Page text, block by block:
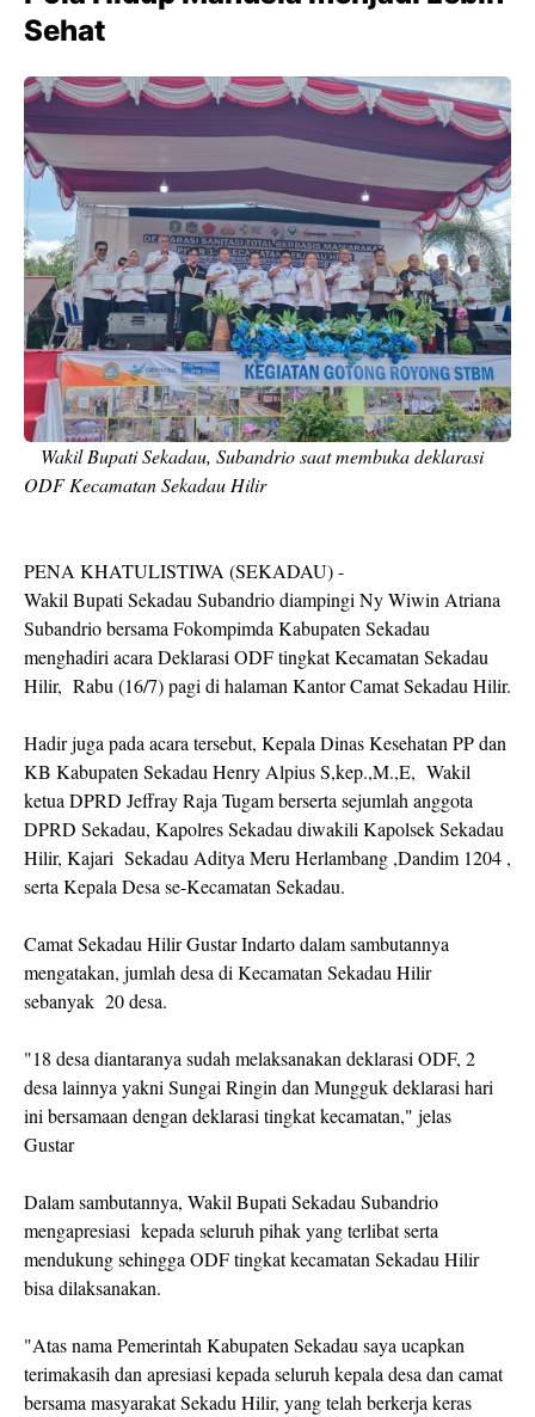
Sehat
Wakil Bupati Sekadau, Subandrio saat membuka deklarasi
ODF Kecamatan Sekadau Hilir
PENA KHATULISTIWA (SEKADAU) -
Wakil Bupati Sekadau Subandrio diampingi Ny Wiwin Atriana
Subandrio bersama Fokompimda Kabupaten Sekadau
menghadiri acara Deklarasi ODF tingkat Kecamatan Sekadau
Hilir, Rabu (16/7) pagi di halaman Kantor Camat Sekadau Hilir.
Hadir juga pada acara tersebut, Kepala Dinas Kesehatan PP dan
KB Kabupaten Sekadau Henry Alpius S,kep.,M.,E, Wakil
ketua DPRD Jeffray Raja Tugam berserta sejumlah anggota
DPRD Sekadau, Kapolres Sekadau diwakili Kapolsek Sekadau
Hilir, Kajari Sekadau Aditya Meru Herlambang ,Dandim 1204 ,
serta Kepala Desa se-Kecamatan Sekadau.
Camat Sekadau Hilir Gustar Indarto dalam sambutannya
mengatakan, jumlah desa di Kecamatan Sekadau Hilir
sebanyak 20 desa.
"18 desa diantaranya sudah melaksanakan deklarasi ODF, 2
desa lainnya yakni Sungai Ringin dan Mungguk deklarasi hari
ini bersamaan dengan deklarasi tingkat kecamatan," jelas
Gustar
Dalam sambutannya, Wakil Bupati Sekadau Subandrio
mengapresiasi kepada seluruh pihak yang terlibat serta
mendukung sehingga ODF tingkat kecamatan Sekadau Hilir
bisa dilaksanakan.
"Atas nama Pemerintah Kabupaten Sekadau saya ucapkan
terimakasih dan apresiasi kepada seluruh kepala desa dan camat
bersama masyarakat Sekadu Hilir, yang telah berkerja keras